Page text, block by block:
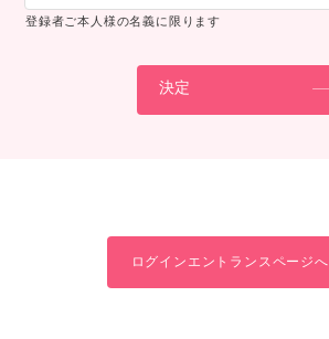
登録者ご本人様の名義に限ります
ログインエントランスページへ